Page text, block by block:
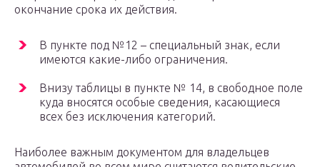
окончание срока их действия.
В пункте под №12 – специальный знак, если
имеются какие-либо ограничения.
Внизу таблицы в пункте № 14, в свободное поле
куда вносятся особые сведения, касающиеся
всех без исключения категорий.
Наиболее важным документом для владельцев